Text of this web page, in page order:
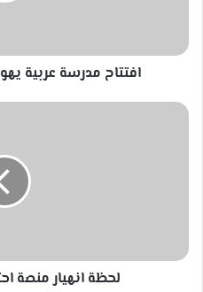
افتتاح مدرسة عربية
لحظة
لحظة انهيار منصة